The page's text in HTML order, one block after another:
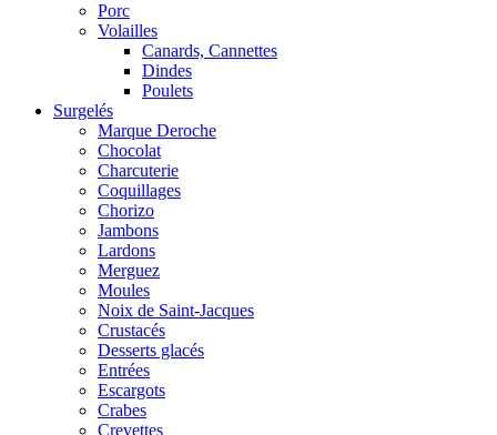
Porc
Volailles
Canards, Cannettes
Dindes
Poulets
Surgelés
Marque Deroche
Chocolat
Charcuterie
Coquillages
Chorizo
Jambons
Lardons
Merguez
Moules
Noix de Saint-Jacques
Crustacés
Desserts glacés
Entrées
Escargots
Crabes
Crevettes